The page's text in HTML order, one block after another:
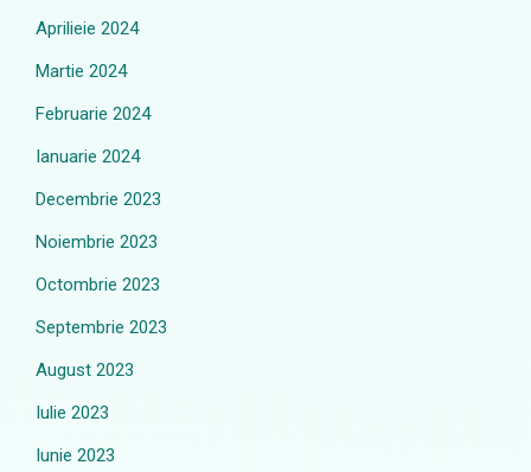
Aprilieie 2024
Martie 2024
Februarie 2024
Ianuarie 2024
Decembrie 2023
Noiembrie 2023
Octombrie 2023
Septembrie 2023
August 2023
Iulie 2023
Iunie 2023